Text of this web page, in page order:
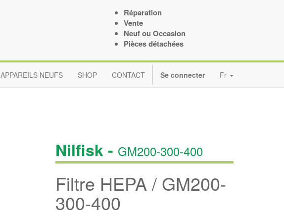
Réparation
Vente
Neuf ou Occasion
Pièces détachées
APPAREILS NEUFS SHOP CONTACT Se connecter Fr
Nilfisk - GM200-300-400
Filtre HEPA / GM200-
300-400